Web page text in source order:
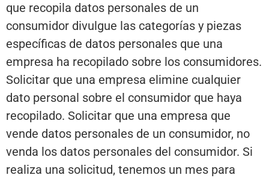
que recopila datos personales de un
consumidor divulgue las categorías y piezas
específicas de datos personales que una
empresa ha recopilado sobre los consumidores.
Solicitar que una empresa elimine cualquier
dato personal sobre el consumidor que haya
recopilado. Solicitar que una empresa que
vende datos personales de un consumidor, no
venda los datos personales del consumidor. Si
realiza una solicitud, tenemos un mes para